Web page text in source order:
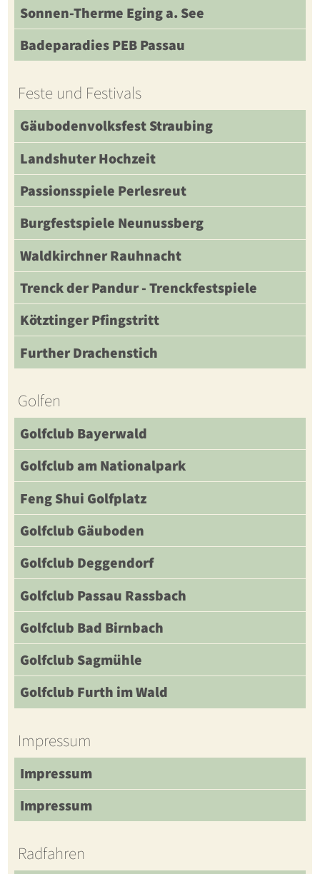
Sonnen-Therme Eging a. See
Badeparadies PEB Passau
Feste und Festivals
Gäubodenvolksfest Straubing
Landshuter Hochzeit
Passionsspiele Perlesreut
Burgfestspiele Neunussberg
Waldkirchner Rauhnacht
Trenck der Pandur - Trenckfestspiele
Kötztinger Pfingstritt
Further Drachenstich
Golfen
Golfclub Bayerwald
Golfclub am Nationalpark
Feng Shui Golfplatz
Golfclub Gäuboden
Golfclub Deggendorf
Golfclub Passau Rassbach
Golfclub Bad Birnbach
Golfclub Sagmühle
Golfclub Furth im Wald
Impressum
Impressum
Impressum
Radfahren